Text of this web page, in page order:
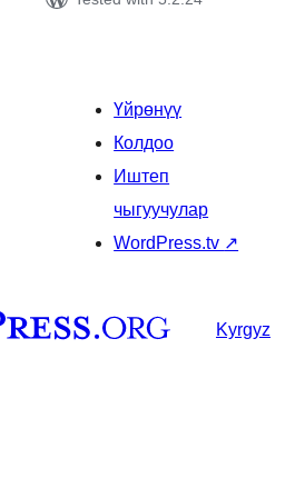
Үйрөнүү
Колдоо
Иштеп
чыгуучулар
WordPress.tv ↗
Kyrgyz